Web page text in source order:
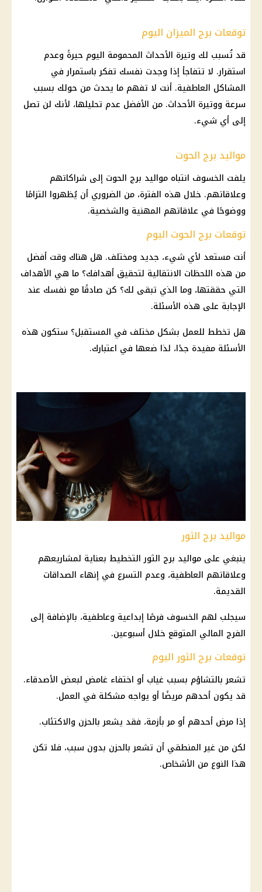
توقعات برج الميزان اليوم
قد تُسبب لك وتيرة الأحداث المحمومة اليوم حيرةً وعدم
استقرار. لا تتفاجأ إذا وجدت نفسك تفكر باستمرار في
المشاكل العاطفية. أنت لا تفهم ما يحدث من حولك بسبب
سرعة ووتيرة الأحداث. من الأفضل عدم تحليلها، لأنك لن تصل
إلى أي شيء.
مواليد برج الحوت
يلفت الخسوف انتباه مواليد برج الحوت إلى شراكاتهم
وعلاقاتهم. خلال هذه الفترة، من الضروري أن يُظهروا التزامًا
ووضوحًا في علاقاتهم المهنية والشخصية.
توقعات برج الحوت اليوم
أنت مستعد لأي شيء، جديد ومختلف. هل هناك وقت أفضل
من هذه اللحظات الانتقالية لتحقيق أهدافك؟ ما هي الأهداف
التي حققتها، وما الذي تبقى لك؟ كن صادقًا مع نفسك عند
الإجابة على هذه الأسئلة.
هل تخطط للعمل بشكل مختلف في المستقبل؟ ستكون هذه
الأسئلة مفيدة جدًا، لذا ضعها في اعتبارك.
مواليد برج الثور
ينبغي على مواليد برج الثور التخطيط بعناية لمشاريعهم
وعلاقاتهم العاطفية، وعدم التسرع في إنهاء الصداقات
القديمة.
سيجلب لهم الخسوف فرصًا إبداعية وعاطفية، بالإضافة إلى
الفرج المالي المتوقع خلال أسبوعين.
توقعات برج الثور اليوم
تشعر بالتشاؤم بسبب غياب أو اختفاء غامض لبعض الأصدقاء.
قد يكون أحدهم مريضًا أو يواجه مشكلة في العمل.
إذا مرض أحدهم أو مر بأزمة، فقد يشعر بالحزن والاكتئاب.
لكن من غير المنطقي أن تشعر بالحزن بدون سبب، فلا تكن
هذا النوع من الأشخاص.